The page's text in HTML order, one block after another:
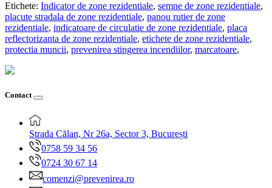
Etichete: Indicator de zone rezidentiale, semne de zone rezidentiale,
placute stradala de zone rezidentiale, panou rutier de zone
rezidentiale, indicatoare de circulatie de zone rezidentiale, placa
reflectorizanta de zone rezidentiale, etichete de zone rezidentiale,
protectia muncii, prevenirea stingerea incendiilor, marcatoare,
Contact
Strada Călan, Nr 26a, Sector 3, București
0758 59 34 56
0724 30 67 14
comenzi@prevenirea.ro